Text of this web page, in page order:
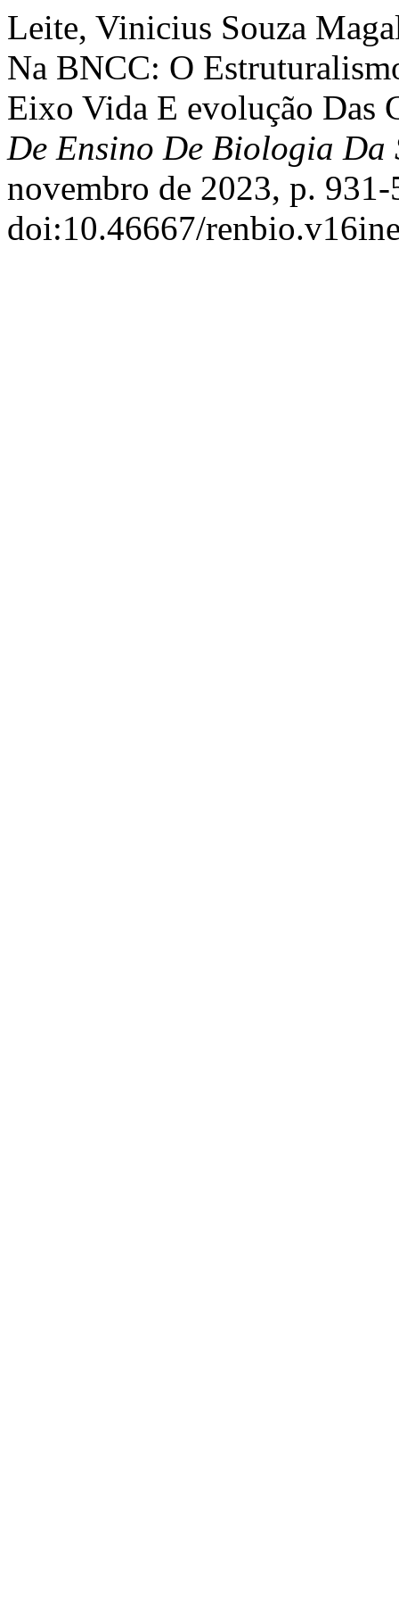
Leite, Vinicius Souza
Na BNCC: O
Eixo Vida E evolução Das
De Ensino De Biologia Da
novembro de 2023, p. 931-
doi:10.46667/